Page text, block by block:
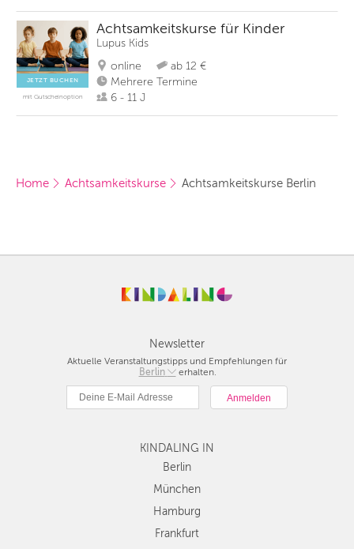
JETZT BUCHEN
mit Gutscheinoption
Achtsamkeitskurse für Kinder
Lupus Kids
online
ab 12 €
Mehrere Termine
6 - 11 J
Home Achtsamkeitskurse Achtsamkeitskurse Berlin
Newsletter
Aktuelle Veranstaltungstipps und Empfehlungen für
Berlin
Berlin
München
Hamburg
Köln
erhalten.
KINDALING IN
Berlin
München
Hamburg
Frankfurt